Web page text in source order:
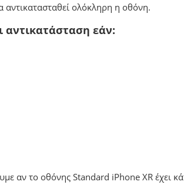
ολόκληρη η οθόνη.
αντικατάσταση εάν:
αν το οθόνης Standard iPhone XR έχει